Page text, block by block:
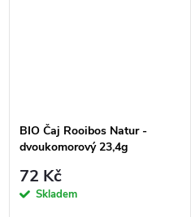
BIO Čaj Rooibos Natur -
dvoukomorový 23,4g
72 Kč
Skladem